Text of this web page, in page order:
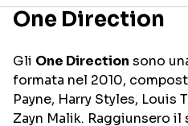
RECENSIONI MUSICALI
GOSSIP E CURIOSITÀ
One Direction
Gli One Direction sono
formata nel 2010,
Payne, Harry Styles, Louis
Zayn Malik. Raggiunsero